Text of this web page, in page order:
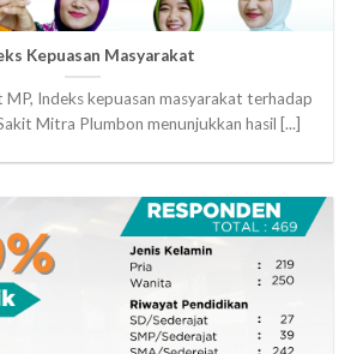
Kepuasan Masyarakat
MP, Indeks kepuasan masyarakat terhadap
Mitra Plumbon menunjukkan hasil [...]